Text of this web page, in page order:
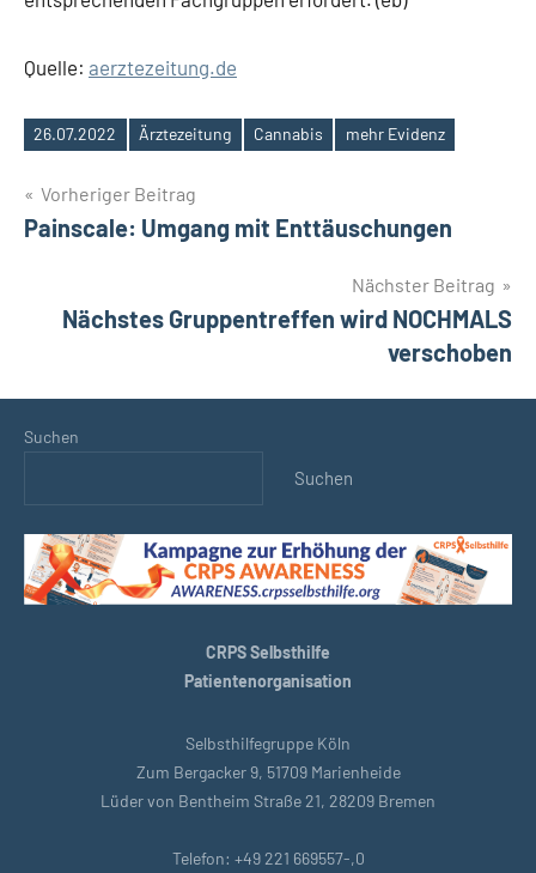
Quelle: aerztezeitung.de
Schlagwörter
26.07.2022 Ärztezeitung Cannabis mehr Evidenz
Beitragsnavigation
Vorheriger Beitrag
Painscale: Umgang mit Enttäuschungen
Nächster Beitrag
Nächstes Gruppentreffen wird NOCHMALS
verschoben
Suchen
Suchen
CRPS Selbsthilfe
Patientenorganisation
Selbsthilfegruppe Köln
Zum Bergacker 9, 51709 Marienheide
Lüder von Bentheim Straße 21, 28209 Bremen
Telefon: +49 221 669557-,0